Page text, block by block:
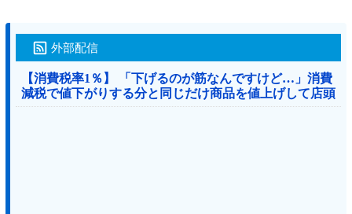
外部配信
【消費税率1％】 「下げるのが筋なんですけど…」消費
減税で値下がりする分と同じだけ商品を値上げして店頭
価格を変えない店も